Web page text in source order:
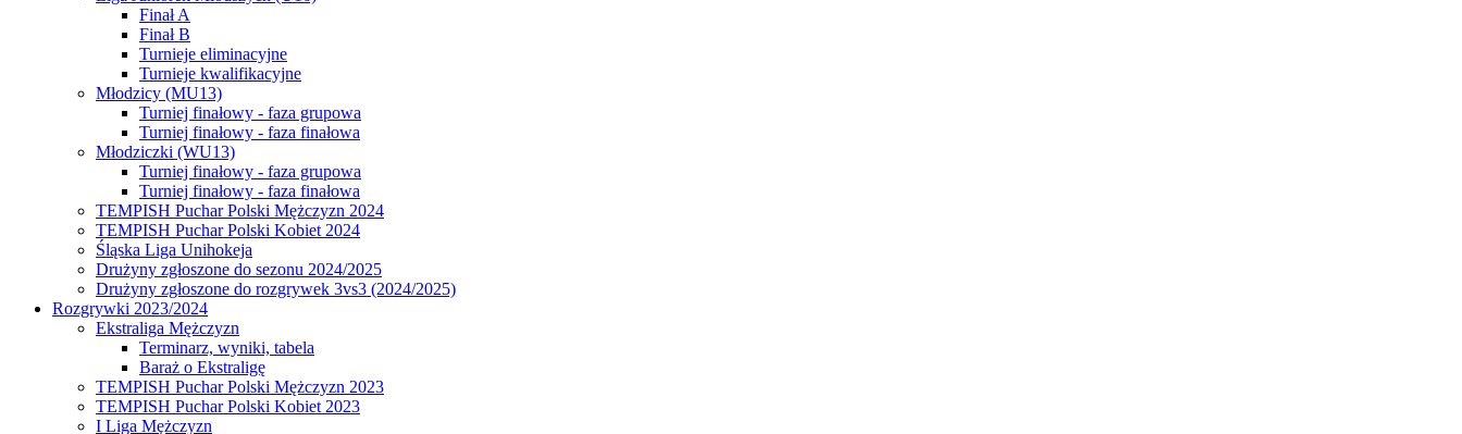
Finał A
Finał B
Turnieje eliminacyjne
Turnieje kwalifikacyjne
Młodzicy (MU13)
Turniej finałowy - faza grupowa
Turniej finałowy - faza finałowa
Młodziczki (WU13)
Turniej finałowy - faza grupowa
Turniej finałowy - faza finałowa
TEMPISH Puchar Polski Mężczyzn 2024
TEMPISH Puchar Polski Kobiet 2024
Śląska Liga Unihokeja
Drużyny zgłoszone do sezonu 2024/2025
Drużyny zgłoszone do rozgrywek 3vs3 (2024/2025)
Rozgrywki 2023/2024
Ekstraliga Mężczyzn
Terminarz, wyniki, tabela
Baraż o Ekstraligę
TEMPISH Puchar Polski Mężczyzn 2023
TEMPISH Puchar Polski Kobiet 2023
I Liga Mężczyzn